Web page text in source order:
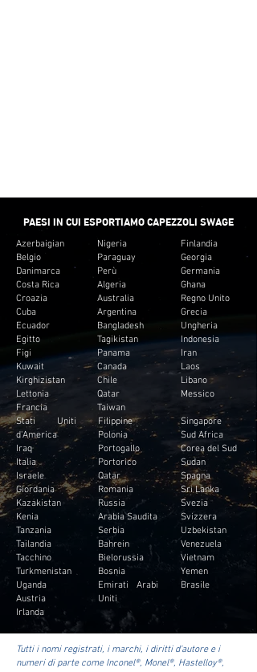
PAESI IN CUI ESPORTIAMO CAPEZZOLI SWAGE
Azerbaigian
Belgio
Danimarca
Costa Rica
Croazia
Cuba
Ecuador
Egitto
Figi
Kuwait
Kirghizistan
Lettonia
Francia
Stati Uniti
d'America
Iraq
Italia
Israele
Giordania
Kazakistan
Kenia
Tanzania
Tailandia
Tacchino
Turkmenistan
Uganda
Austria
Irlanda
Nigeria
Paraguay
Perù
Algeria
Australia
Argentina
Bangladesh
Tagikistan
Panama
Canada
Chile
Qatar
Taiwan
Filippine
Polonia
Portogallo
Portorico
Qatar
Romania
Russia
Arabia Saudita
Serbia
Bahrein
Bielorussia
Bosnia
Emirati Arabi
Uniti
Finlandia
Georgia
Germania
Ghana
Regno Unito
Grecia
Ungheria
Indonesia
Iran
Laos
Libano
Messico
Singapore
Sud Africa
Corea del Sud
Sudan
Spagna
Sri Lanka
Svezia
Svizzera
Uzbekistan
Venezuela
Vietnam
Yemen
Brasile
Tutti i nomi registrati, i marchi, i diritti d'autore e i
numeri di parte come Inconel®, Monel®, Hastelloy®,